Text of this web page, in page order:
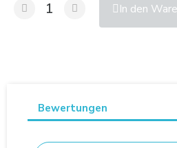
In den
Bewertungen